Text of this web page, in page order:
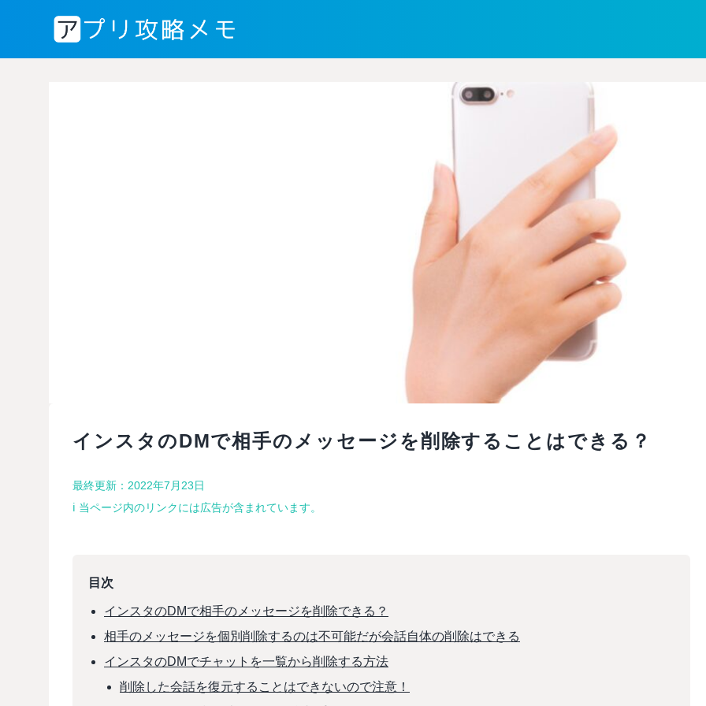
インスタのDMで相手のメッセージを削除することはできる？
最終更新：2022年7月23日
ℹ︎ 当ページ内のリンクには広告が含まれています。
目次
インスタのDMで相手のメッセージを削除できる？
相手のメッセージを個別削除するのは不可能だが会話自体の削除はできる
インスタのDMでチャットを一覧から削除する方法
削除した会話を復元することはできないので注意！